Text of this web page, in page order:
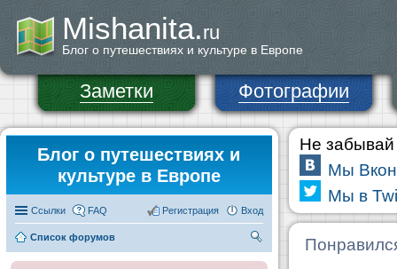
Mishanita.ru
Блог о путешествиях и культуре в Европе
Заметки Фотографии
Блог о путешествиях и
культуре в Европе
Ссылки FAQ Вход
Регистрация
Список форумов
Не забывай
Мы
Мы в